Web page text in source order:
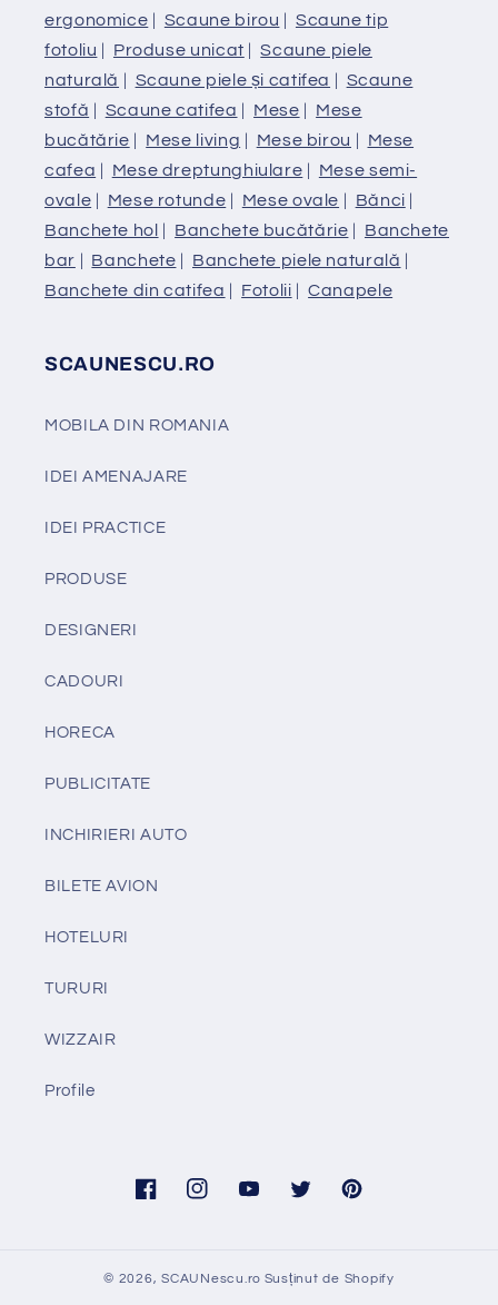
ergonomice | Scaune birou | Scaune tip
fotoliu | Produse unicat |Scaune piele
naturală | Scaune piele și catifea | Scaune
stofă | Scaune catifea | Mese | Mese
bucătărie | Mese living | Mese birou | Mese
cafea | Mese dreptunghiulare | Mese semi-
ovale | Mese rotunde | Mese ovale | Bănci |
Banchete hol | Banchete bucătărie | Banchete
bar | Banchete | Banchete piele naturală |
Banchete din catifea | Fotolii |Canapele
SCAUNESCU.RO
MOBILA DIN ROMANIA
IDEI AMENAJARE
IDEI PRACTICE
PRODUSE
DESIGNERI
CADOURI
HORECA
PUBLICITATE
INCHIRIERI AUTO
BILETE AVION
HOTELURI
TURURI
WIZZAIR
Profile
FacebookInstagramYouTubeTwitter Pinterest
© 2026,SCAUNescu.ro Susținut de Shopify